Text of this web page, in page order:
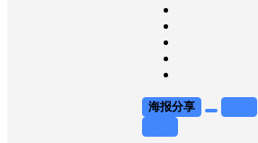
海报分享